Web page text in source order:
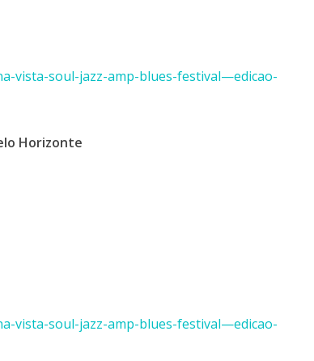
vista-soul-jazz-amp-blues-festival—edicao-
Horizonte
vista-soul-jazz-amp-blues-festival—edicao-